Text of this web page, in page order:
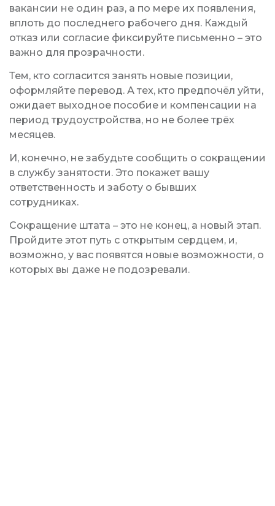
вакансии не один раз, а по мере их появления,
вплоть до последнего рабочего дня. Каждый
отказ или согласие фиксируйте письменно – это
важно для прозрачности.
Тем, кто согласится занять новые позиции,
оформляйте перевод. А тех, кто предпочёл уйти,
ожидает выходное пособие и компенсации на
период трудоустройства, но не более трёх
месяцев.
И, конечно, не забудьте сообщить о сокращении
в службу занятости. Это покажет вашу
ответственность и заботу о бывших
сотрудниках.
Сокращение штата – это не конец, а новый этап.
Пройдите этот путь с открытым сердцем, и,
возможно, у вас появятся новые возможности, о
которых вы даже не подозревали.